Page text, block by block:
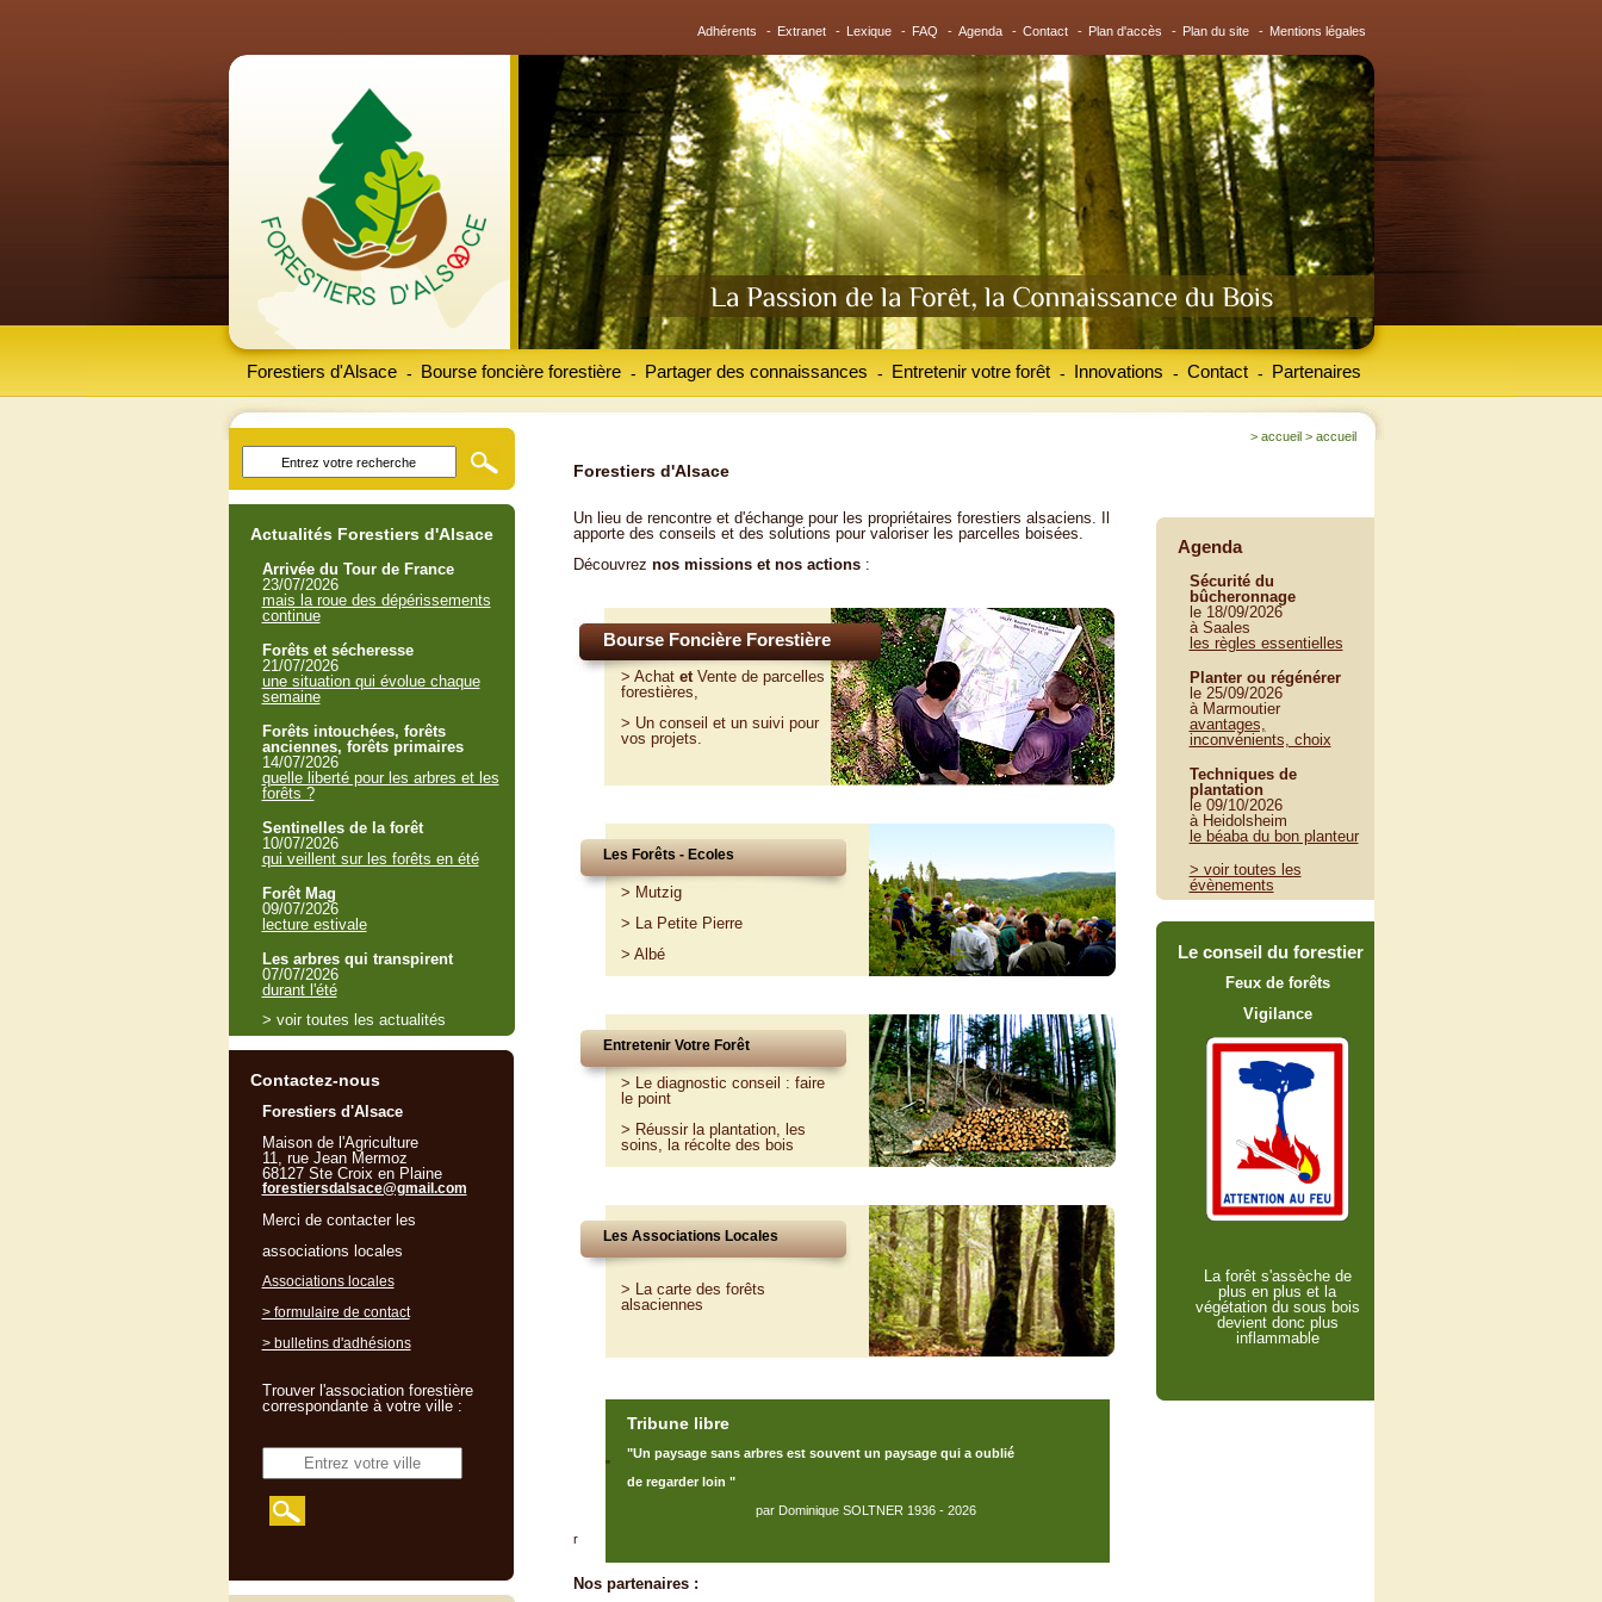
Adhérents - Extranet - Lexique - FAQ - Agenda - Contact - Plan d'accès - Plan du site - Mentions légales
Forestiers d'Alsace Bourse foncière forestière
- Partager des connaissances
- Entretenir votre forêt
- Innovations
- Contact
- Partenaires
-
Forestiers d'Alsace
Un lieu de rencontre et d'échange pour les propriétaires forestiers alsaciens. Il
apporte des conseils et des solutions pour valoriser les parcelles boisées.
Découvrez nos missions et nos actions:
Bourse Foncière Forestière
> Achatet Ventede parcelles
forestières,
> Un conseil et un suivi pour
vos projets.
Les Forêts - Ecoles
> Mutzig
> La Petite Pierre
> Albé
Entretenir Votre Forêt
> Le diagnostic conseil : faire
le point
> Réussir la plantation, les
soins, la récolte des bois
Les Associations Locales
> La carte des forêts
alsaciennes
"
Tribune libre
"Un paysage sans arbres est souvent un paysage qui a oublié
de regarder loin "
par Dominique SOLTNER 1936 - 2026
r
Nos partenaires :
Actualités Forestiers d'Alsace
Arrivée du Tour de France
23/07/2026
mais la roue des dépérissements
continue
Forêts et sécheresse
21/07/2026
une situation qui évolue chaque
semaine
Forêts intouchées, forêts
anciennes, forêts primaires
14/07/2026
quelle liberté pour les arbres et les
forêts ?
Sentinelles de la forêt
10/07/2026
qui veillent sur les forêts en été
Forêt Mag
09/07/2026
lecture estivale
Les arbres qui transpirent
07/07/2026
durant l'été
> voir toutes les actualités
Contactez-nous
Forestiers d'Alsace
Maison de l'Agriculture
11, rue Jean Mermoz
68127 Ste Croix en Plaine
forestiersdalsace@gmail.com
Merci de contacter les
associations locales
Associations locales
> formulaire de contact
> bulletins d'adhésions
Trouver l'association forestière
correspondante à votre ville :
> accueil > accueil
Agenda
Sécurité du
bûcheronnage
le 18/09/2026
à Saales
les règles essentielles
Planter ou régénérer
le 25/09/2026
à Marmoutier
avantages,
inconvénients, choix
Techniques de
plantation
le 09/10/2026
à Heidolsheim
le béaba du bon planteur
> voir toutes les
évènements
Le conseil du forestier
Feux de forêts
Vigilance
La forêt s'assèche de
plus en plus et la
végétation du sous bois
devient donc plus
inflammable